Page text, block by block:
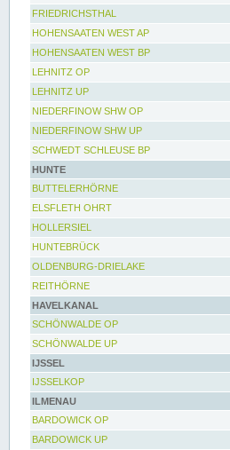
FRIEDRICHSTHAL
HOHENSAATEN WEST AP
HOHENSAATEN WEST BP
LEHNITZ OP
LEHNITZ UP
NIEDERFINOW SHW OP
NIEDERFINOW SHW UP
SCHWEDT SCHLEUSE BP
HUNTE
BUTTELERHÖRNE
ELSFLETH OHRT
HOLLERSIEL
HUNTEBRÜCK
OLDENBURG-DRIELAKE
REITHÖRNE
HAVELKANAL
SCHÖNWALDE OP
SCHÖNWALDE UP
IJSSEL
IJSSELKOP
ILMENAU
BARDOWICK OP
BARDOWICK UP